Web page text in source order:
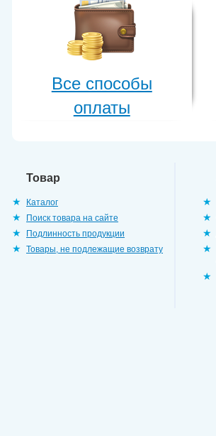
Все способы
оплаты
Товар
Каталог
Поиск товара на сайте
Подлинность продукции
Товары, не подлежащие возврату